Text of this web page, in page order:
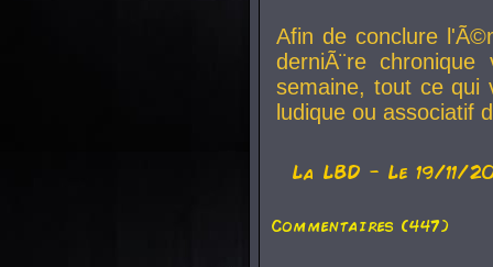
Afin de conclure
derniÃ¨re
semaine, tout ce qui
ludique ou associatif
La LBD - Le 19/11/
Commentaires (447)